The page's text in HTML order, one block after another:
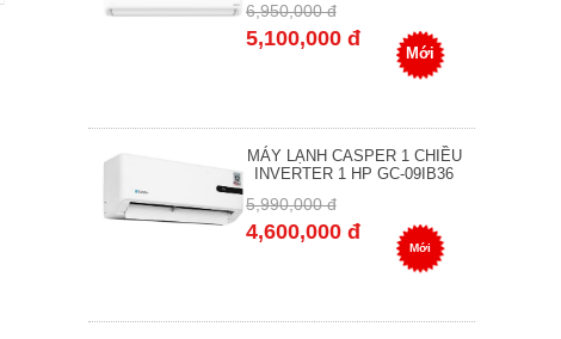
6,950,000 đ
5,100,000 đ
Mới
MÁY LẠNH CASPER 1 CHIỀU
INVERTER 1 HP GC-09IB36
5,990,000 đ
4,600,000 đ
Mới